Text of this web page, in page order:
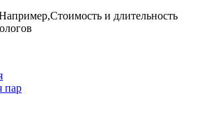
Стоимость и длительность
пар